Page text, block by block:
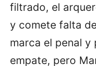
filtrado, el
y comete falta
marca el penal y
empate, pero